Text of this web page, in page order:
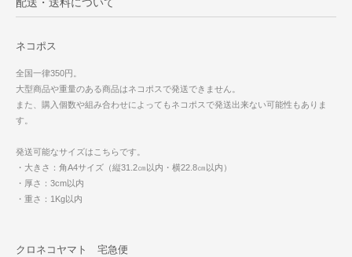
配送・送料について
ネコポス
全国一律350円。
大型商品や重量のある商品はネコポスで発送できません。
また、購入個数や組み合わせによってもネコポスで発送出来ない可能性もありま
す。
発送可能なサイズはこちらです。
・大きさ：角A4サイズ（縦31.2㎝以内・横22.8㎝以内）
・厚さ：3cm以内
・重さ：1Kg以内
クロネコヤマト 宅急便